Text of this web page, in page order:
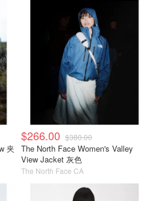
夹
$266.00 $380.00
The North Face Women's Valley
View Jacket 灰色
The North Face CA